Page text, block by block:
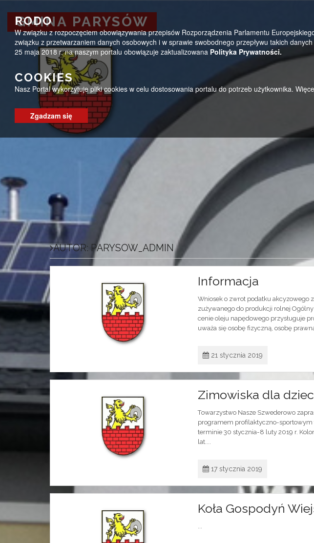
RODO
W związku z rozpoczęciem obowiązywania przepisów Rozporządzenia Parlamentu
związku z przetwarzaniem danych osobowych i w sprawie swobodnego przepływu takich
25 maja 2018 r. na naszym portalu obowiązuje zaktualizowana Polityka Prywatności.
COOKIES
Nasz Portal wykorzytuje pliki cookies w celu dostosowania portalu do potrzeb użytkownika.
Zgadzam się
GMINA PARYSÓW
GMINA PARYSÓW
AUTOR: PARYSOW_ADMIN
Informacja
Wniosek o zwrot podatku akcyzowego
zużywanego do produkcji rolnej
cenie oleju napędowego przysługuje
uważa się osobę fizyczną, osobę
21 stycznia 2019
Zimowiska dla
Towarzystwo Nasze Szwederowo
programem profilaktyczno-sportowym
terminie 30 stycznia-8 luty 2019 r.
lat....
17 stycznia 2019
Koła Gospodyń
...